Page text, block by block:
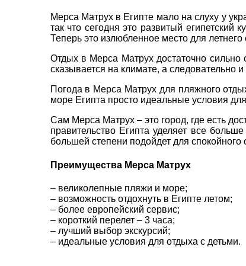
Мерса Матрух в Египте мало на слуху у
так что сегодня это развитый
Теперь это излюбленное место для летнего
Отдых в Мерса Матрух достаточно сильно
сказывается на климате, а следовательно
Погода в Мерса Матрух для пляжного
море Египта просто идеальные условия
Сам Мерса Матрух – это город, где есть
правительство Египта уделяет все
большей степени подойдет для
Преимущества Мерса Матрух
– великолепные пляжи и море;
– возможность отдохнуть в Египте летом;
– более европейский сервис;
– короткий перелет – 3 часа;
– лучший выбор экскурсий;
– идеальные условия для отдыха с детьми.